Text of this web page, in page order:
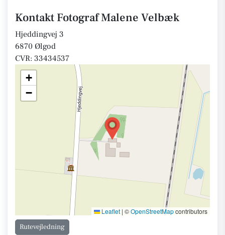
Kontakt Fotograf Malene Velbæk
Hjeddingvej 3
6870 Ølgod
CVR: 33434537
+
−
Leaflet | ©OpenStreetMapcontributors
Rutevejledning